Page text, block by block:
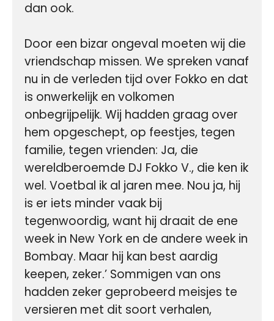
dan ook.
Door een bizar ongeval moeten wij die
vriendschap missen. We spreken vanaf
nu in de verleden tijd over Fokko en dat
is onwerkelijk en volkomen
onbegrijpelijk. Wij hadden graag over
hem opgeschept, op feestjes, tegen
familie, tegen vrienden: Ja, die
wereldberoemde DJ Fokko V., die ken ik
wel. Voetbal ik al jaren mee. Nou ja, hij
is er iets minder vaak bij
tegenwoordig, want hij draait de ene
week in New York en de andere week in
Bombay. Maar hij kan best aardig
keepen, zeker.’ Sommigen van ons
hadden zeker geprobeerd meisjes te
versieren met dit soort verhalen,